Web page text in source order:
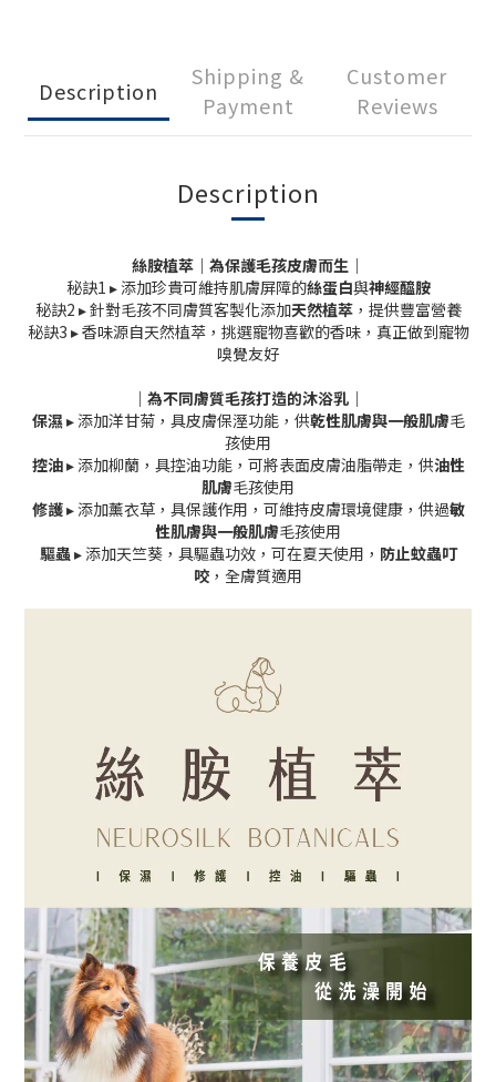
Description
Shipping &
Payment
Customer
Reviews
Description
絲胺植萃｜為保護毛孩皮膚而生 ｜
秘訣1 ▸ 添加珍貴可維持肌膚屏障的絲蛋白與神經醯胺
秘訣2 ▸ 針對毛孩不同膚質客製化添加天然植萃，提供豐富營養
秘訣3 ▸ 香味源自天然植萃，挑選寵物喜歡的香味，真正做到寵物
嗅覺友好
｜為不同膚質毛孩打造的沐浴乳｜
保濕▸ 添加洋甘菊，具皮膚保溼功能，供乾性肌膚與一般肌膚毛
孩使用
控油▸ 添加柳蘭，具控油功能，可將表面皮膚油脂帶走，供油性
肌膚毛孩使用
修護▸ 添加薰衣草，具保護作用，可維持皮膚環境健康，供過敏
性肌膚與一般肌膚毛孩使用
驅蟲▸ 添加天竺葵，具驅蟲功效，可在夏天使用， 防止蚊蟲叮
咬 ，全膚質適用